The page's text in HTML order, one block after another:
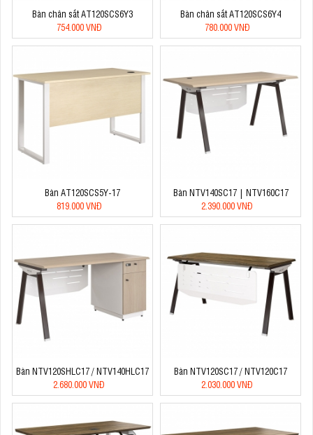
Bàn chân sắt AT120SCS6Y3
754.000 VNĐ
Bàn chân sắt AT120SCS6Y4
780.000 VNĐ
Bàn AT120SCS5Y-17
819.000 VNĐ
Bàn NTV140SC17 | NTV160C17
2.390.000 VNĐ
Bàn NTV120SHLC17 / NTV140HLC17
2.680.000 VNĐ
Bàn NTV120SC17 / NTV120C17
2.030.000 VNĐ